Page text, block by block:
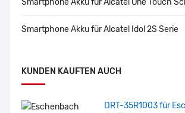
Smartphone Akku für Alcatel One Touch
Smartphone Akku für Alcatel Idol 2S Serie
KUNDEN KAUFTEN AUCH
DRT-35R1003 für